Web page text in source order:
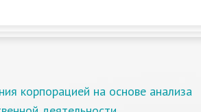
корпорацией на основе анализа